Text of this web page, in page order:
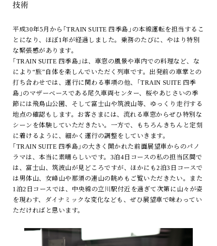
技術
平成30年5月から｢TRAIN SUITE 四季島｣の本線運転を担当するこ
とになり、ほぼ1年が経過しました。乗務のたびに、やはり特別
な緊張感があります。
｢TRAIN SUITE 四季島｣は、車窓の風景や車内での料理など、な
により“旅”自体を楽しんでいただく列車です。出発前の車掌との
打ち合わせでは、運行に関わる事項の他、｢TRAIN SUITE 四季
島｣のマザーベースである尾久車両センター、桜やあじさいの季
節には飛鳥山公園、そして富士山や筑波山等、ゆっくり走行する
地点の確認もします。お客さまには、流れる車窓からぜひ特別な
シーンを体験していただきたい。一方で、もちろんきちんと定刻
に着けるように、細かく運行の調整をしていきます。
｢TRAIN SUITE 四季島｣の大きく開かれた前面展望車からのパノ
ラマは、本当に素晴らしいです。3泊4日コースの私の担当区間で
は、富士山、筑波山が見どころですが、ほかにも2泊3日コースで
は男体山、女峰山や那須の連山の眺めもご覧いただきたい。また
1泊2日コースでは、中央線の立川駅付近を過ぎて次第に山々が姿
を現わす、ダイナミックな変化なども、ぜひ展望車で味わってい
ただければと思います。